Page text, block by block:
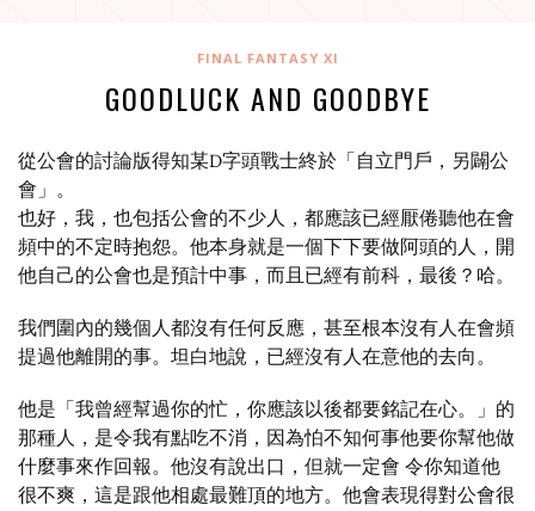
FINAL FANTASY XI
GOODLUCK AND GOODBYE
從公會的討論版得知某D字頭戰士終於「自立門戶，另闢公
會」。
也好，我，也包括公會的不少人，都應該已經厭倦聽他在會
頻中的不定時抱怨。他本身就是一個下下要做阿頭的人，開
他自己的公會也是預計中事，而且已經有前科，最後？哈。
我們圍內的幾個人都沒有任何反應，甚至根本沒有人在會頻
提過他離開的事。坦白地說，已經沒有人在意他的去向。
他是「我曾經幫過你的忙，你應該以後都要銘記在心。」的
那種人，是令我有點吃不消，因為怕不知何事他要你幫他做
什麼事來作回報。他沒有說出口，但就一定會 令你知道他
很不爽，這是跟他相處最難頂的地方。他會表現得對公會很